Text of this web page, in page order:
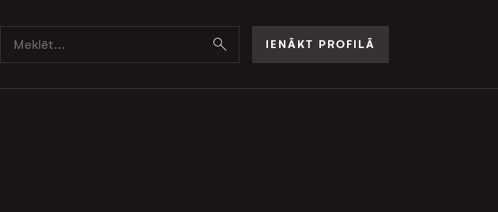
IENĀKT PROFILĀ